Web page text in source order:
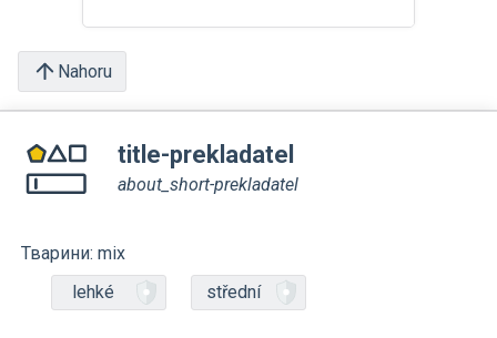
Nahoru
title-prekladatel
about_short-prekladatel
Тварини: mix
lehké
střední